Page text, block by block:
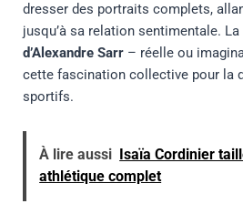
dresser des portraits complets,
jusqu’à sa relation sentimentale.
d’Alexandre Sarr– réelle ou
cette fascination collective pour la
sportifs.
À lire aussi
Isaïa Cordinier
athlétique complet